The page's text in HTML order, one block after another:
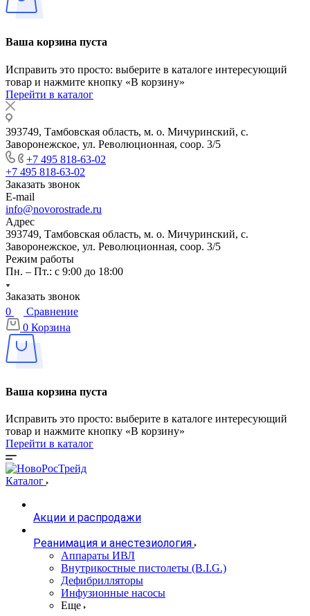
Ваша корзина пуста
Исправить это просто: выберите в каталоге интересующий
товар и нажмите кнопку «В корзину»
Перейти в каталог
393749, Тамбовская область, м. о. Мичуринский, с.
Заворонежское, ул. Революционная, соор. 3/5
+7 495 818-63-02
+7 495 818-63-02
Заказать звонок
E-mail
info@novorostrade.ru
Адрес
393749, Тамбовская область, м. о. Мичуринский, с.
Заворонежское, ул. Революционная, соор. 3/5
Режим работы
Пн. – Пт.: с 9:00 до 18:00
Заказать звонок
0
Сравнение
0 Корзина
Ваша корзина пуста
Исправить это просто: выберите в каталоге интересующий
товар и нажмите кнопку «В корзину»
Перейти в каталог
Каталог
Акции и распродажи
Реанимация и анестезиология
Аппараты ИВЛ
Внутрикостные пистолеты (B.I.G.)
Дефибрилляторы
Инфузионные насосы
Еще